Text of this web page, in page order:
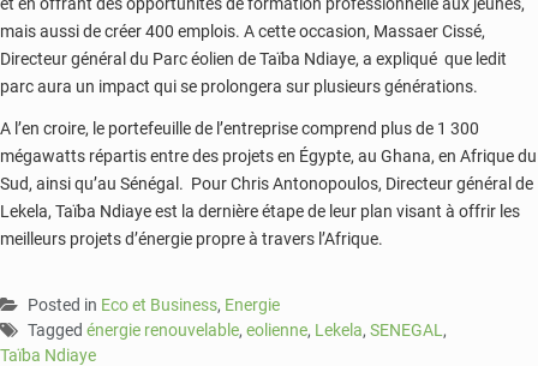
mais aussi de créer 400 emplois. A cette occasion, Massaer Cissé,
Directeur général du Parc éolien de Taïba Ndiaye, a expliqué que ledit
parc aura un impact qui se prolongera sur plusieurs générations.
A l’en croire, le portefeuille de l’entreprise comprend plus de 1 300
mégawatts répartis entre des projets en Égypte, au Ghana, en Afrique du
Sud, ainsi qu’au Sénégal. Pour Chris Antonopoulos, Directeur général de
Lekela, Taïba Ndiaye est la dernière étape de leur plan visant à offrir les
meilleurs projets d’énergie propre à travers l’Afrique.
Posted in Eco et Business, Energie
Tagged énergie renouvelable, eolienne, Lekela, SENEGAL ,
Taïba Ndiaye